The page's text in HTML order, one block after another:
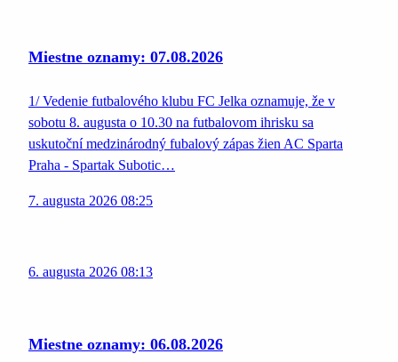
Miestne oznamy: 07.08.2026
1/ Vedenie futbalového klubu FC Jelka oznamuje, že v
sobotu 8. augusta o 10.30 na futbalovom ihrisku sa
uskutoční medzinárodný fubalový zápas žien AC Sparta
Praha - Spartak Subotic…
7. augusta 2026 08:25
6. augusta 2026 08:13
Miestne oznamy: 06.08.2026